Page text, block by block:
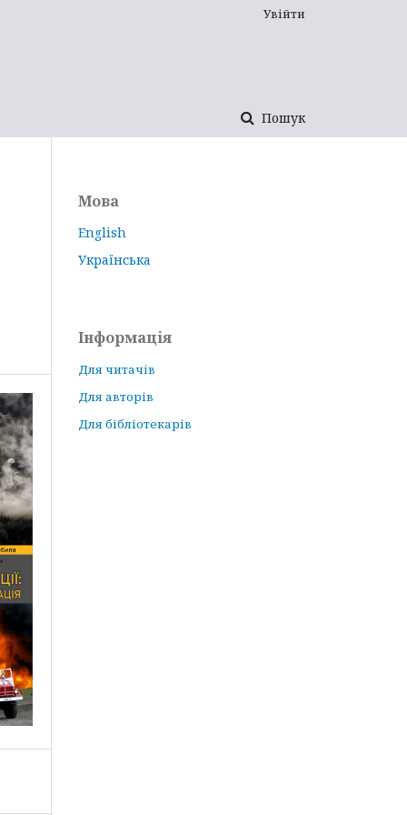
Пошук
Увійти
Мова
English
Українська
Інформація
Для читачів
Для авторів
Для бібліотекарів